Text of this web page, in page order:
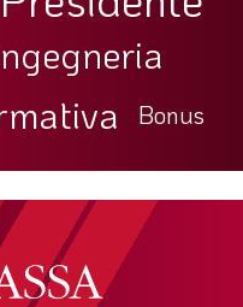
Bonus